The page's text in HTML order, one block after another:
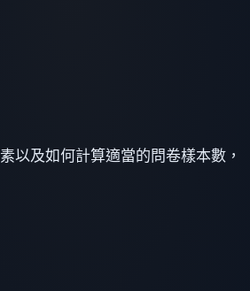
以及如何計算適當的問卷樣本數，